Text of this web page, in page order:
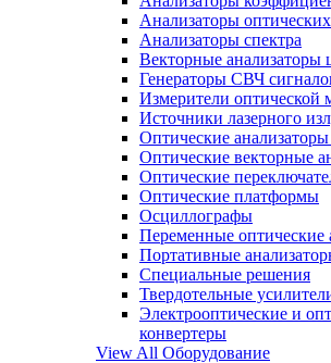
Анализаторы
Анализаторы спектра
Векторные анализаторы
Генераторы СВЧ
Измерители оптической
Источники лазерного
Оптические анализаторы
Оптические векторные
Оптические
Оптические платформы
Осциллографы
Переменные оптические
Портативные
Специальные решения
Твердотельные
Электрооптические и
конвертеры
View All Оборудование